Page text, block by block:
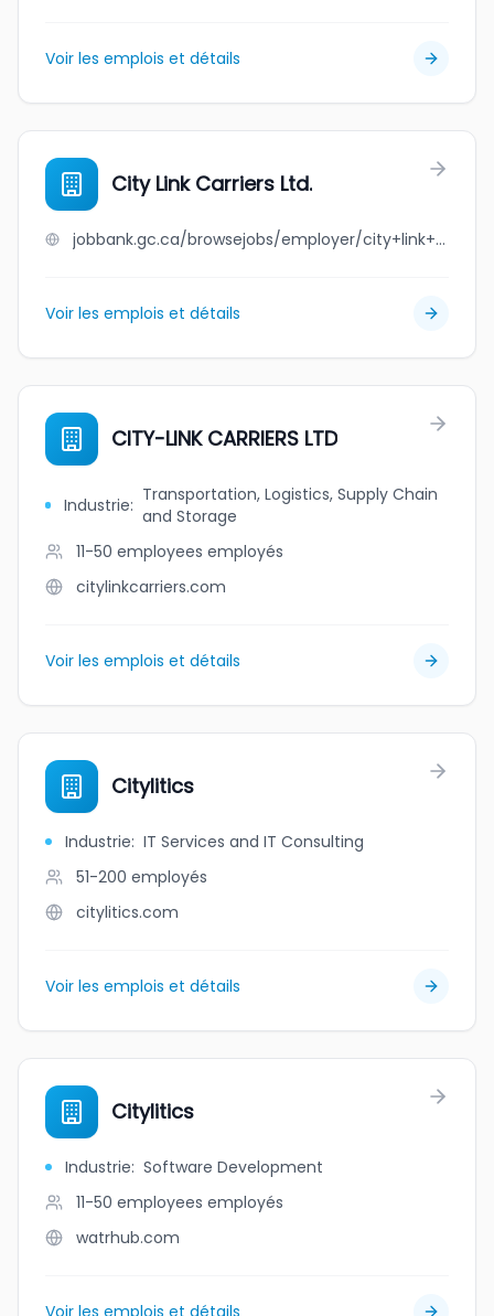
Voir les emplois et détails
City Link Carriers Ltd.
jobbank.gc.ca/browsejobs/employer/city+link+carriers+ltd./ca
Voir les emplois et détails
CITY-LINK CARRIERS LTD
Industrie: Transportation, Logistics, Supply Chain
and Storage
11-50 employees employés
citylinkcarriers.com
Voir les emplois et détails
Citylitics
Industrie: IT Services and IT Consulting
51-200 employés
citylitics.com
Voir les emplois et détails
Citylitics
Industrie: Software Development
11-50 employees employés
watrhub.com
Voir les emplois et détails